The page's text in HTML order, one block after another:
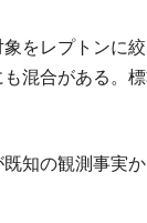
をレプトンに
混合がある。
知の観測事実